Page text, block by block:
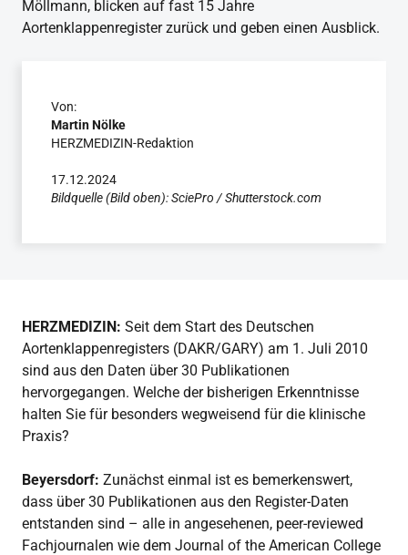
Möllmann, blicken auf fast 15 Jahre
Aortenklappenregister zurück und geben einen Ausblick.
Von:
Martin Nölke
HERZMEDIZIN-Redaktion
17.12.2024
Bildquelle (Bild oben): SciePro / Shutterstock.com
HERZMEDIZIN: Seit dem Start des Deutschen
Aortenklappenregisters (DAKR/GARY) am 1. Juli 2010
sind aus den Daten über 30 Publikationen
hervorgegangen. Welche der bisherigen Erkenntnisse
halten Sie für besonders wegweisend für die klinische
Praxis?
Beyersdorf: Zunächst einmal ist es bemerkenswert,
dass über 30 Publikationen aus den Register-Daten
entstanden sind – alle in angesehenen, peer-reviewed
Fachjournalen wie dem Journal of the American College